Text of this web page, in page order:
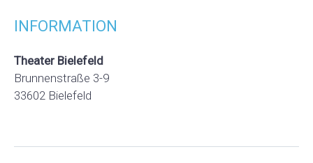
INFORMATION
Theater Bielefeld
Brunnenstraße 3-9
33602 Bielefeld